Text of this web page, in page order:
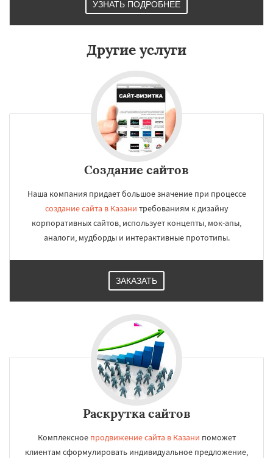
Набережные Челны Астрахань
Курск Улан-Удэ
УЗНАТЬ ПОДРОБНЕЕ
Другие услуги
Создание сайтов
Наша компания придает большое значение при процессе
создание сайта в Казани требованиям к дизайну
корпоративных сайтов, использует концепты, мок-апы,
аналоги, мудборды и интерактивные прототипы.
ЗАКАЗАТЬ
Раскрутка сайтов
Комплексное продвижение сайта в Казани поможет
клиентам сформулировать индивидуальное предложение,